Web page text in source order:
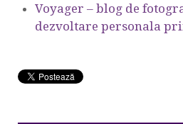
Voyager – blog de
dezvoltare personala